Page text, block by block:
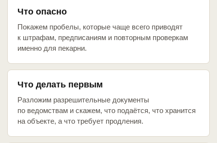
Что опасно
Покажем пробелы, которые чаще всего приводят
к штрафам, предписаниям и повторным проверкам
именно для пекарни.
Что делать первым
Разложим разрешительные документы
по ведомствам и скажем, что подаётся, что хранится
на объекте, а что требует продления.